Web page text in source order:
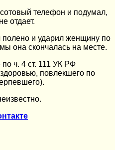
телефон и подумал,
отдает.
полено и ударил женщину по
она скончалась на месте.
ч. 4 ст. 111 УК РФ
повлекшего по